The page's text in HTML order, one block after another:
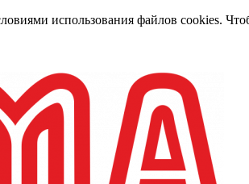
использования файлов cookies.